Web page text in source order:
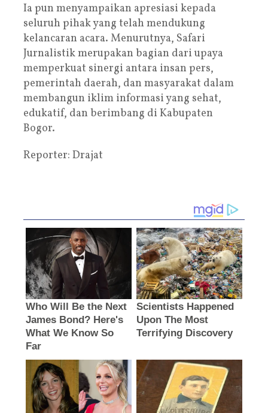
Ia pun menyampaikan apresiasi kepada
seluruh pihak yang telah mendukung
kelancaran acara. Menurutnya, Safari
Jurnalistik merupakan bagian dari upaya
memperkuat sinergi antara insan pers,
pemerintah daerah, dan masyarakat dalam
membangun iklim informasi yang sehat,
edukatif, dan berimbang di Kabupaten
Bogor.
Reporter: Drajat